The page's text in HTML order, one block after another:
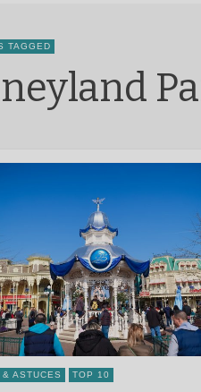
TAGGED
ASTUCES TOP 10